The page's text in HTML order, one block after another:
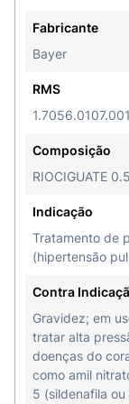
(aumentando
(uma medida
(OMS) para a
nas atividades
A substância
Funciona,
artérias
ligam o
fácil para o
o tempo de
converse
Fabricante
Bayer
RMS
Composição
RIOCIGUATE
Indicação
Tratamento de
(hipertensão
Contra
Gravidez; em
tratar alta
doenças do
como amil
5 (sildenafila